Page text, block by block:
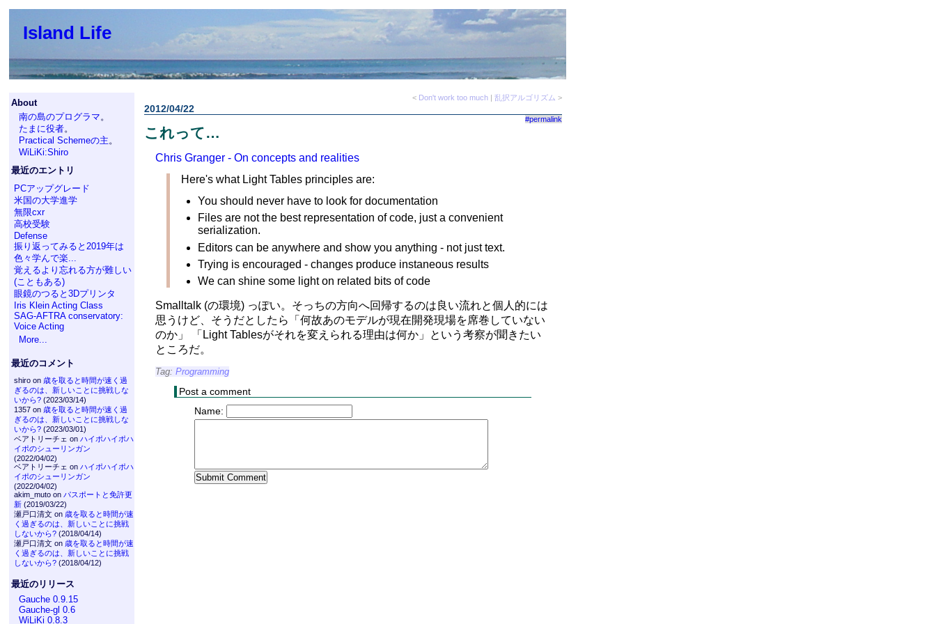
Island Life
About
南の島のプログラマ。
たまに役者。
Practical Schemeの主。
WiLiKi:Shiro
最近のエントリ
PCアップグレード
米国の大学進学
無限cxr
高校受験
Defense
振り返ってみると2019年は
色々学んで楽...
覚えるより忘れる方が難しい
(こともある)
眼鏡のつると3Dプリンタ
Iris Klein Acting Class
SAG-AFTRA conservatory:
Voice Acting
More...
最近のコメント
shiro on 歳を取ると時間が速く過
ぎるのは、新しいことに挑戦しな
いから?(2023/03/14)
1357 on 歳を取ると時間が速く過
ぎるのは、新しいことに挑戦しな
いから?(2023/03/01)
ベアトリーチェ on ハイポハイポハ
イポのシューリンガン
(2022/04/02)
ベアトリーチェ on ハイポハイポハ
イポのシューリンガン
(2022/04/02)
akim_muto on パスポートと免許更
新(2019/03/22)
瀬戸口清文 on 歳を取ると時間が速
く過ぎるのは、新しいことに挑戦
しないから?(2018/04/14)
瀬戸口清文 on 歳を取ると時間が速
く過ぎるのは、新しいことに挑戦
しないから?(2018/04/12)
最近のリリース
Gauche 0.9.15
Gauche-gl 0.6
WiLiKi 0.8.3
< Don't work too much| 乱択アルゴリズム >
2012/04/22
#permalink
これって…
Chris Granger - On concepts and realities
Here's what Light Tables principles are:
You should never have to look for documentation
Files are not the best representation of code, just a convenient
serialization.
Editors can be anywhere and show you anything - not just text.
Trying is encouraged - changes produce instaneous results
We can shine some light on related bits of code
Smalltalk (の環境) っぽい。そっちの方向へ回帰するのは良い流れと個人的には
思うけど、そうだとしたら「何故あのモデルが現在開発現場を席巻していない
のか」 「Light Tablesがそれを変えられる理由は何か」という考察が聞きたい
ところだ。
Tag: Programming
Post a comment
Name: